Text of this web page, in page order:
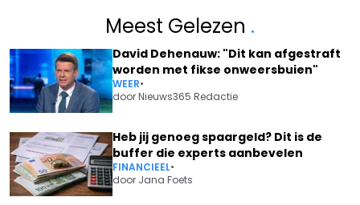
Meest Gelezen .
David Dehenauw: "Dit kan afgestraft
worden met fikse onweersbuien"
WEER•
doorNieuws365 Redactie
Heb jij genoeg spaargeld? Dit is de
buffer die experts aanbevelen
FINANCIEEL•
door Jana Foets